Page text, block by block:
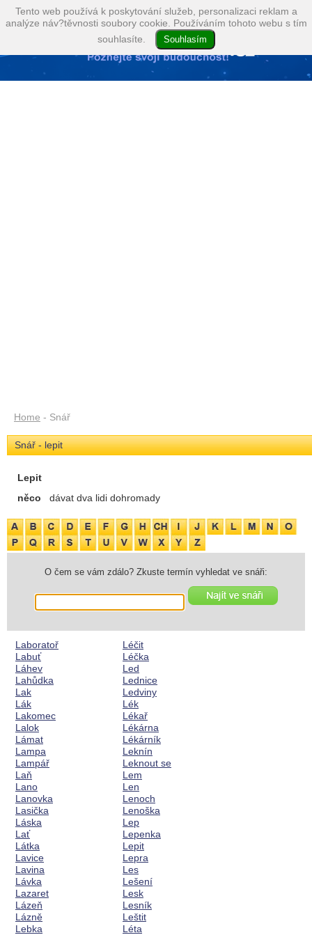
Home - Snář
Snář - lepit
Lepit
něco
dávat dva lidi dohromady
O čem se vám zdálo? Zkuste termín vyhledat ve snáři:
Laboratoř
Labuť
Láhev
Lahůdka
Lak
Lák
Lakomec
Lalok
Lámat
Lampa
Lampář
Laň
Lano
Lanovka
Lasička
Láska
Lať
Látka
Lavice
Lavina
Lávka
Lazaret
Lázeň
Lázně
Lebka
Léčit
Léčka
Led
Lednice
Ledviny
Lék
Lékař
Lékárna
Lékárník
Leknín
Leknout se
Lem
Len
Lenoch
Lenoška
Lep
Lepenka
Lepit
Lepra
Les
Lešení
Lesk
Lesník
Leštit
Léta
Tento web používá k poskytování služeb, personalizaci reklam a
analýze náv?těvnosti soubory cookie. Používáním tohoto webu s tím
souhlasíte.